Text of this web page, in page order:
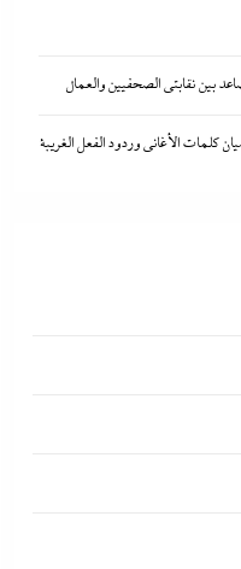
تتصاعد بين نقابتى
بين نقابتى الصحفيين والعمال
كلمات الأغانى وردود الفعل الغريبة